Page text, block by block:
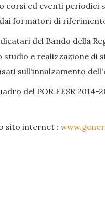
ed eventi periodici
formatori di
del Bando della
e realizzazione di
sull'innalzamento
del POR FESR 2014-
sito internet :